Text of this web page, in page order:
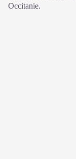
Occitanie.